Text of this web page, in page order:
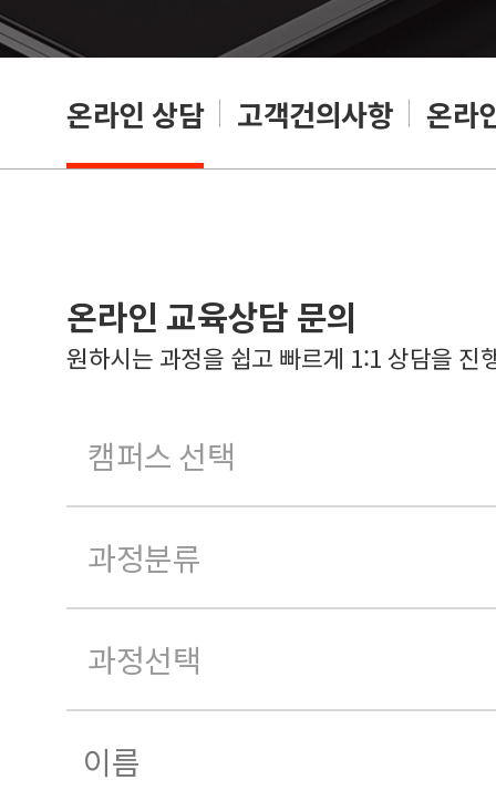
온라인 상담 고객건의사항 온라
온라인 교육상담 문의
원하시는 과정을 쉽고 빠르게 1:1 상담을 진